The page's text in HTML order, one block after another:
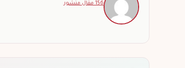
156 مقال منشور